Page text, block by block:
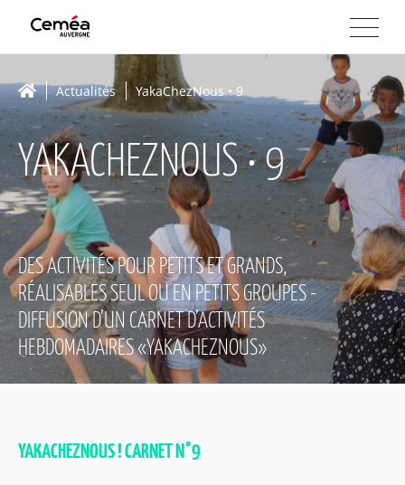
Actualités YakaChezNous • 9
YAKACHEZNOUS • 9
DES ACTIVITÉS POUR PETITS ET GRANDS,
RÉALISABLES SEUL OU EN PETITS GROUPES -
DIFFUSION D’UN CARNET D’ACTIVITÉS
HEBDOMADAIRES «YAKACHEZNOUS»
YAKACHEZNOUS ! CARNET N°9